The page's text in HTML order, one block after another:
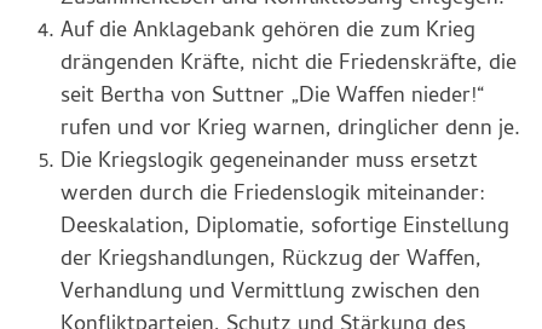
Auf die Anklagebank gehören die zum Krieg
drängenden Kräfte, nicht die Friedenskräfte, die
seit Bertha von Suttner „Die Waffen nieder!“
rufen und vor Krieg warnen, dringlicher denn je.
Die Kriegslogik gegeneinander muss ersetzt
werden durch die Friedenslogik miteinander:
Deeskalation, Diplomatie, sofortige Einstellung
der Kriegshandlungen, Rückzug der Waffen,
Verhandlung und Vermittlung zwischen den